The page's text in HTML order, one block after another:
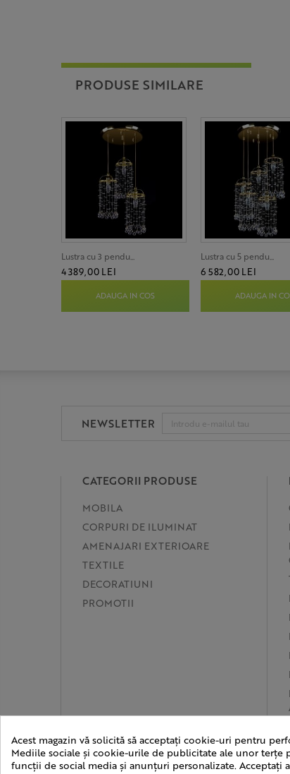
PRODUSE SIMILARE
Lustra cu 3 pendu...
4 389,00 LEI
ADAUGA IN COS
Lustra cu 5 pendu...
6 582,00 LEI
ADAUGA IN
NEWSLETTER
CATEGORII PRODUSE
MOBILA
CORPURI DE ILUMINAT
AMENAJARI EXTERIOARE
TEXTILE
DECORATIUNI
PROMOTII
Acest magazin vă solicită să acceptați cookie-uri pentru
Mediile sociale și cookie-urile de publicitate ale unor terțe
funcții de social media și anunțuri personalizate. Acceptați